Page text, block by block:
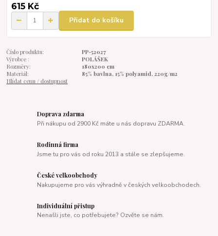
615 Kč
Přidat do košíku
Číslo produktu:
PP-52027
Výrobce :
POLÁŠEK
Rozměry:
180x200 cm
Materiál:
85% bavlna, 15% polyamid, 220g/m2
Hlídat cenu / dostupnost
Doprava zdarma
Při nákupu od 2900 Kč máte u nás dopravu ZDARMA.
Rodinná firma
Jsme tu pro vás od roku 2013 a stále se zlepšujeme.
České velkoobchody
Nakupujeme pro vás výhradně v českých velkoobchodech.
Individuální přistup
Nenašli jste, co potřebujete? Ozvěte se nám.